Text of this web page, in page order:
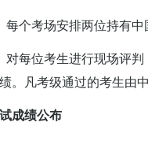
考场安排两位持有中
位考生进行现场评判
。凡考级通过的考生由
成绩公布